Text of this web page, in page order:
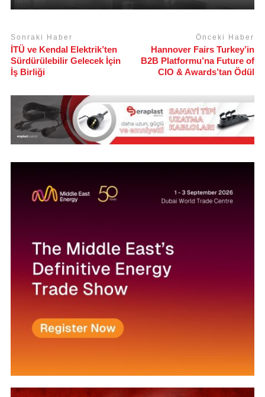
Sonraki Haber
İTÜ ve Kendal Elektrik’ten
Sürdürülebilir Gelecek İçin
İş Birliği
Önceki Haber
Hannover Fairs Turkey’in
B2B Platformu’na Future of
CIO & Awards’tan Ödül